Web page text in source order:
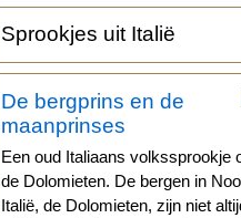
Sprookjes uit Italië
De bergprins en de
maanprinses
Een oud Italiaans volkssprookje
de Dolomieten. De bergen in
Italië, de Dolomieten, zijn niet